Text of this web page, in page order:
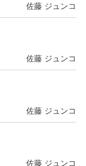
佐藤 ジュンコ
佐藤 ジュンコ
佐藤 ジュンコ
佐藤 ジュンコ